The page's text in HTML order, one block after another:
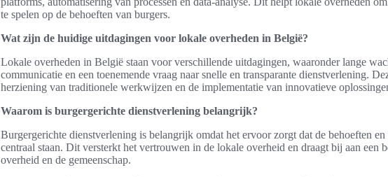
te spelen op de behoeften van burgers.
Wat zijn de huidige uitdagingen voor lokale overheden in België?
Lokale overheden in België staan voor verschillende uitdagingen, waaronder lange
communicatie en een toenemende vraag naar snelle en transparante dienstverlening.
herziening van traditionele werkwijzen en de implementatie van innovatieve
Waarom is burgergerichte dienstverlening belangrijk?
Burgergerichte dienstverlening is belangrijk omdat het ervoor zorgt dat de behoeften
centraal staan. Dit versterkt het vertrouwen in de lokale overheid en draagt bij aan een
overheid en de gemeenschap.